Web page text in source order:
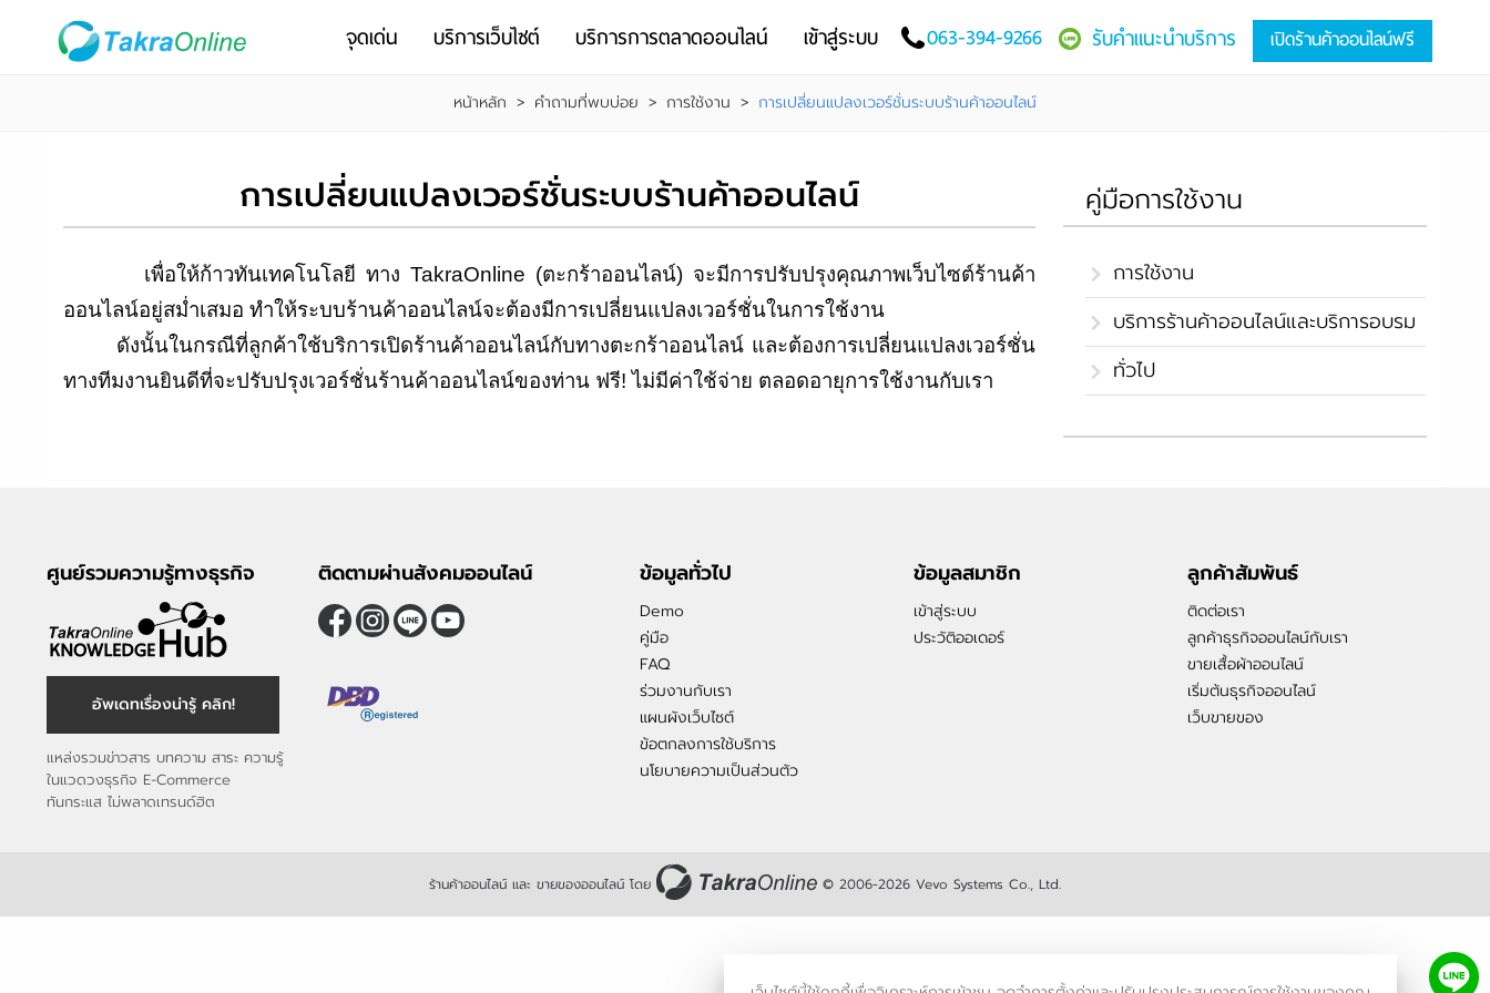
เปิดร้านค้าออนไลน์ฟรี
รับคำแนะนำบริการ
063-394-9266
จุดเด่น บริการเว็บไซต์ บริการการตลาดออนไลน์ เข้าสู่ระบบ
หน้าหลัก > คำถามที่พบบ่อย > การใช้งาน > การเปลี่ยนแปลงเวอร์ชั่นระบบร้านค้าออนไลน์
การเปลี่ยนแปลงเวอร์ชั่นระบบร้านค้าออนไลน์
เพื่อให้ก้าวทันเทคโนโลยี ทาง TakraOnline (ตะกร้าออนไลน์) จะมีการปรับปรุงคุณภาพเว็บไซต์ร้านค้า
ออนไลน์อยู่สม่ำเสมอ ทำให้ระบบร้านค้าออนไลน์จะต้องมีการเปลี่ยนแปลงเวอร์ชั่นในการใช้งาน
ดังนั้นในกรณีที่ลูกค้าใช้บริการเปิดร้านค้าออนไลน์กับทางตะกร้าออนไลน์ และต้องการเปลี่ยนแปลงเวอร์ชั่น
ทางทีมงานยินดีที่จะปรับปรุงเวอร์ชั่นร้านค้าออนไลน์ของท่าน ฟรี! ไม่มีค่าใช้จ่าย ตลอดอายุการใช้งานกับเรา
คู่มือการใช้งาน
การใช้งาน
บริการร้านค้าออนไลน์และบริการอบรม
ทั่วไป
ศูนย์รวมความรู้ทางธุรกิจ
อัพเดทเรื่องน่ารู้ คลิก!
แหล่งรวมข่าวสาร บทความ สาระ ความรู้
ในแวดวงธุรกิจ E-Commerce
ทันกระแส ไม่พลาดเทรนด์ฮิต
ติดตามผ่านสังคมออนไลน์ ข้อมูลทั่วไป
Demo
คู่มือ
FAQ
ร่วมงานกับเรา
แผนผังเว็บไซต์
ข้อตกลงการใช้บริการ
นโยบายความเป็นส่วนตัว
ข้อมูลสมาชิก
เข้าสู่ระบบ
ประวัติออเดอร์
ลูกค้าสัมพันธ์
ติดต่อเรา
ลูกค้าธุรกิจออนไลน์กับเรา
ขายเสื้อผ้าออนไลน์
เริ่มต้นธุรกิจออนไลน์
เว็บขายของ
ร้านค้าออนไลน์ และ ขายของออนไลน์ โดย © 2006-2026 Vevo Systems Co., Ltd.